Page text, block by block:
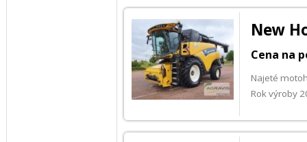
New
Cena na
Najeté
Rok výroby